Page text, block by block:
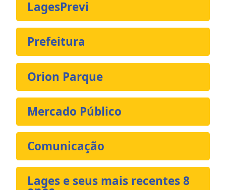
LagesPrevi
Prefeitura
Orion Parque
Mercado Público
Comunicação
Lages e seus mais recentes 8